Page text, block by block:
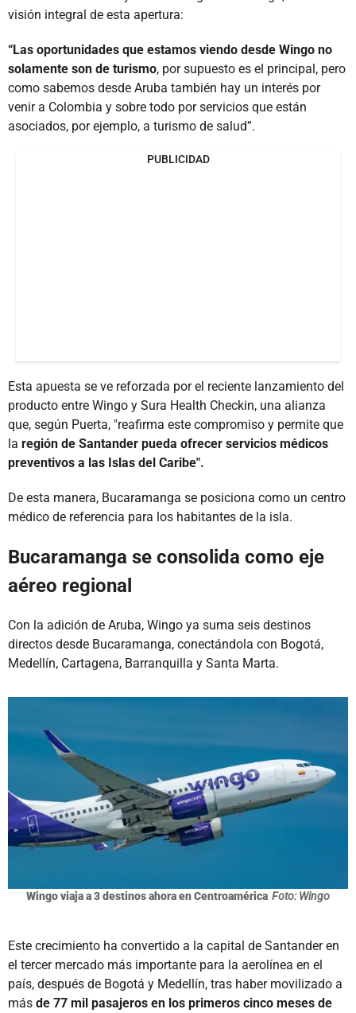
visión integral de esta apertura:
“Las oportunidades que estamos viendo desde Wingo no
solamente son de turismo, por supuesto es el principal, pero
como sabemos desde Aruba también hay un interés por
venir a Colombia y sobre todo por servicios que están
asociados, por ejemplo, a turismo de salud”.
PUBLICIDAD
Esta apuesta se ve reforzada por el reciente lanzamiento del
producto entre Wingo y Sura Health Checkin, una alianza
que, según Puerta, "reafirma este compromiso y permite que
la región de Santander pueda ofrecer servicios médicos
preventivos a las Islas del Caribe".
De esta manera, Bucaramanga se posiciona como un centro
médico de referencia para los habitantes de la isla.
Bucaramanga se consolida como eje
aéreo regional
Con la adición de Aruba, Wingo ya suma seis destinos
directos desde Bucaramanga, conectándola con Bogotá,
Medellín, Cartagena, Barranquilla y Santa Marta.
Wingo viaja a 3 destinos ahora en Centroamérica Foto: Wingo
Este crecimiento ha convertido a la capital de Santander en
el tercer mercado más importante para la aerolínea en el
país, después de Bogotá y Medellín, tras haber movilizado a
más de 77 mil pasajeros en los primeros cinco meses de